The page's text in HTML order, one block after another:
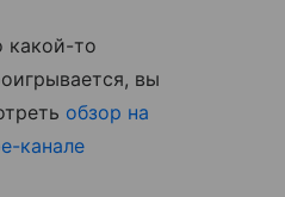
какой-то
вы
обзор на
канале